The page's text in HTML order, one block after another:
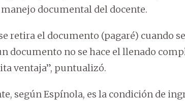
documental del docente.
retira el documento (pagaré) cuando
documento no se hace el llenado
ventaja”, puntualizó.
según Espínola, es la condición de